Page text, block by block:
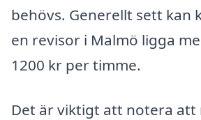
behövs. Generellt sett kan
en revisor i Malmö ligga
1200 kr per timme.
Det är viktigt att notera att